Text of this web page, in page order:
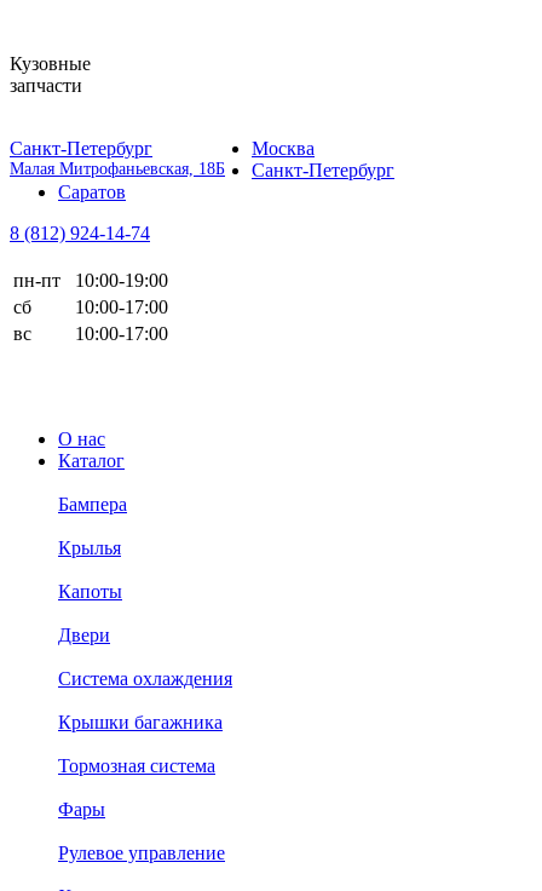
Кузовные
запчасти
Санкт-Петербург
Малая Митрофаньевская, 18Б
Москва
Санкт-Петербург
Саратов
8 (812) 924-14-74
пн-пт
10:00-19:00
сб
10:00-17:00
вс
10:00-17:00
О нас
Каталог
Бампера
Крылья
Капоты
Двери
Система охлаждения
Крышки багажника
Тормозная система
Фары
Рулевое управление